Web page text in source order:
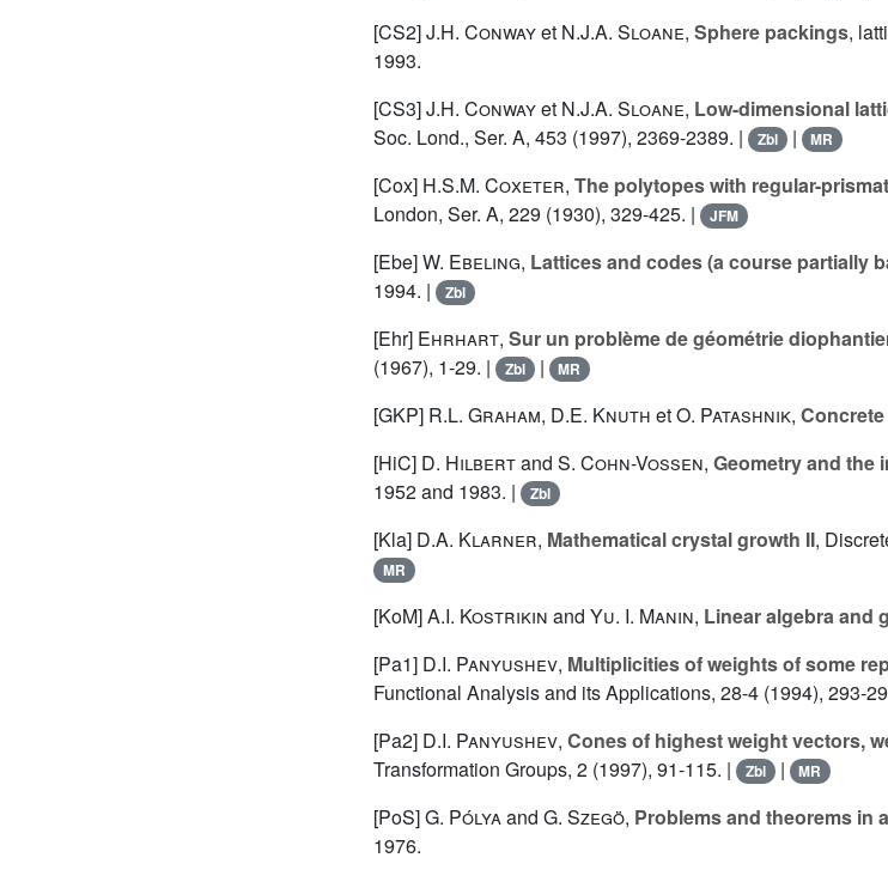
[CS2]J.H. Conwayet N.J.A. Sloane, Sphere packings,
1993.
[CS3]J.H. Conwayet N.J.A. Sloane, Low-dimensional
Soc. Lond., Ser. A, 453 (1997), 2369-2389. |
Zbl | MR
[Cox] H.S.M. Coxeter, The polytopes with regular-
London, Ser. A, 229 (1930), 329-425. |
JFM
[Ebe]W. Ebeling, Lattices and codes (a course partially
1994. |
Zbl
[Ehr] Ehrhart, Sur un problème de géométrie
(1967), 1-29. |
Zbl | MR
[GKP] R.L. Graham, D.E. Knuth etO. Patashnik,
[HiC] D. Hilbertand S. Cohn-Vossen, Geometry and the
1952 and 1983. |
Zbl
[Kla] D.A. Klarner, Mathematical crystal growth II,
MR
[KoM]A.I. Kostrikin and Yu. I. Manin, Linear algebra and
[Pa1] D.I. Panyushev, Multiplicities of weights of some
Functional Analysis and its Applications, 28-4 (1994), 293-
[Pa2] D.I. Panyushev, Cones of highest weight vectors,
Transformation Groups, 2 (1997), 91-115. |
Zbl | MR
[PoS]G. Pólyaand G. Szegö, Problems and theorems in
1976.